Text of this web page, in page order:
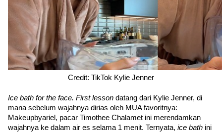
Credit: TikTok Kylie Jenner
Ice bath for the face. First lesson datang dari Kylie Jenner, di
mana sebelum wajahnya dirias oleh MUA favoritnya:
Makeupbyariel, pacar Timothee Chalamet ini merendamkan
wajahnya ke dalam air es selama 1 menit. Ternyata, ice bath ini